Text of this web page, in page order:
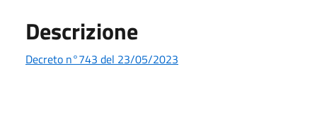
Descrizione
Decreto n°743 del 23/05/2023